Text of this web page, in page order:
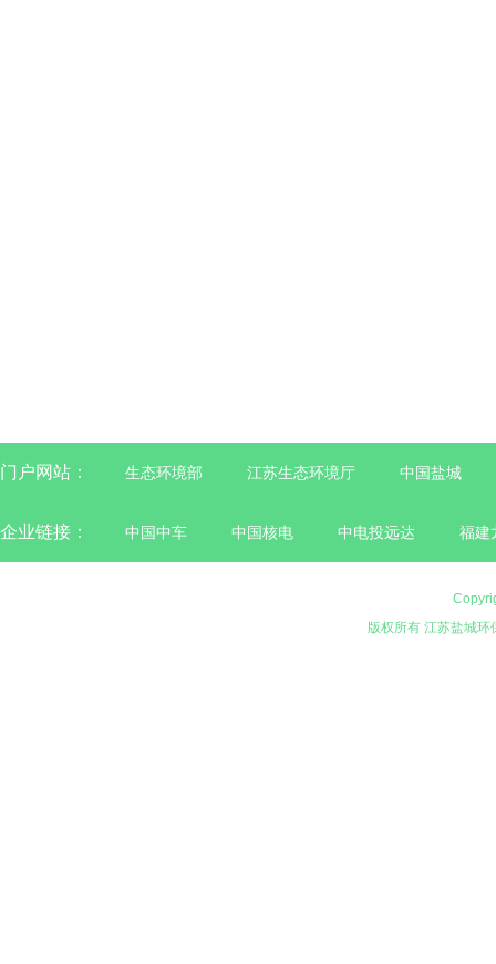
门户网站： 生态环境部 江苏生态环境厅 中国盐城
企业链接： 中国中车 中国核电 中电投远达 福建
版权所有 江苏盐城